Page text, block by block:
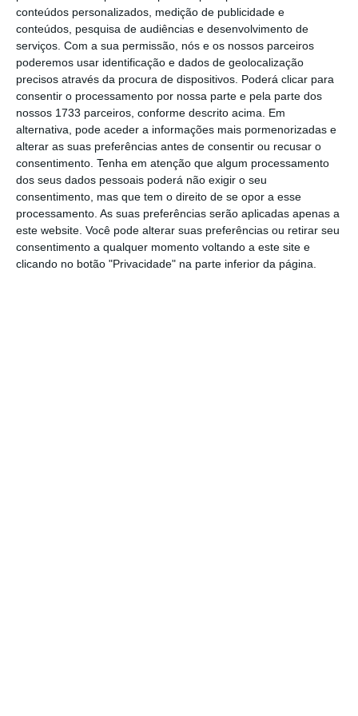
conteúdos personalizados, medição de publicidade e
conteúdos, pesquisa de audiências e desenvolvimento de
serviços. Com a sua permissão, nós e os nossos parceiros
poderemos usar identificação e dados de geolocalização
precisos através da procura de dispositivos. Poderá clicar para
consentir o processamento por nossa parte e pela parte dos
nossos 1733 parceiros, conforme descrito acima. Em
alternativa, pode aceder a informações mais pormenorizadas e
alterar as suas preferências antes de consentir ou recusar o
consentimento. Tenha em atenção que algum processamento
dos seus dados pessoais poderá não exigir o seu
consentimento, mas que tem o direito de se opor a esse
processamento. As suas preferências serão aplicadas apenas a
este website. Você pode alterar suas preferências ou retirar seu
consentimento a qualquer momento voltando a este site e
clicando no botão "Privacidade" na parte inferior da página.
situação cada vez mais trágica e que afeta toda a
população, na qualidade de vida, da água ou do ar que
se respira.
Se todos entendemos que esta é, de facto, uma
prioridade nacional e europeia, então devemos ser
consequentes, a começar pela atuação da Presidência
da República, Assembleia da República, Governo,
autarquias e comunidades intermunicipais. Se todos
consideramos intolerável não saber, há décadas, quem
são os proprietários de mais de dois terços do
território nacional, como é possível não resolver com